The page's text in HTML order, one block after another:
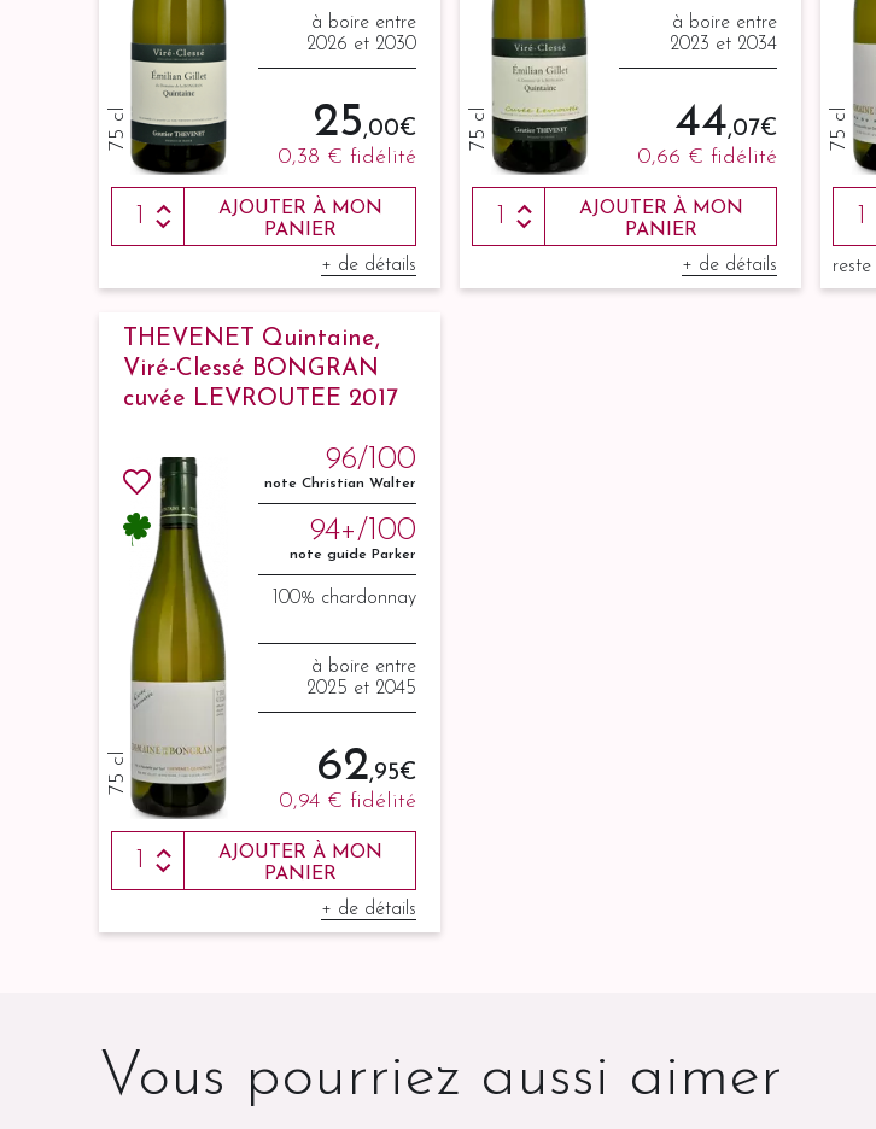
75 cl
à boire entre
2026 et 2030
25,00 €
0,38 € fidélité
AJOUTER À MON
PANIER
+ de détails
75 cl
à boire entre
2023 et 2034
44,07 €
0,66 € fidélité
AJOUTER À MON
PANIER
+ de détails
75 cl
reste
THEVENET Quintaine,
Viré-Clessé BONGRAN
cuvée LEVROUTEE 2017
75 cl
96/100
note Christian Walter
94+/100
note guide Parker
100% chardonnay
à boire entre
2025 et 2045
62,95 €
0,94 € fidélité
AJOUTER À MON
PANIER
+ de détails
Vous pourriez aussi aimer